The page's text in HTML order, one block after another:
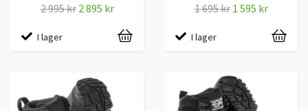
2 995 kr 2 895 kr
I lager
1 695 kr 1 595 kr
I lager